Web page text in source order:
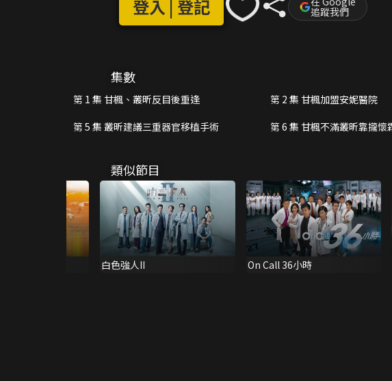
登入 | 登記 追蹤我們
集數
第 1 集 甘楓、叢昕反目後重逢 第 2 集 甘楓加盟安妮醫院
第 5 集 叢昕建議三重器官移植手術
第 6 集 甘楓不滿叢昕靠攏懷
類似節目
白色強人II On Call 36小時